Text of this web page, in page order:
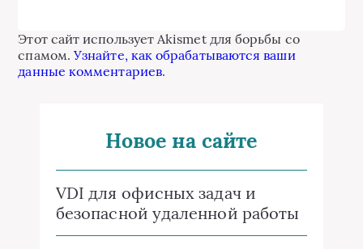
Этот сайт использует Akismet для борьбы со
спамом.Узнайте, как обрабатываются ваши
данные комментариев.
Новое на сайте
VDI для офисных задач и
безопасной удаленной работы